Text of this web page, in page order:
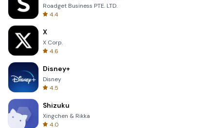
Roadget Business PTE. LTD.
4.4
X
X Corp.
4.6
Disney+
Disney
4.5
Shizuku
Xingchen & Rikka
4.0